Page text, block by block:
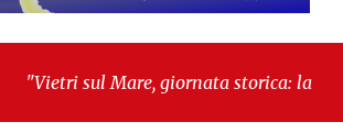
sul Mare, giornata storica: la ceramica